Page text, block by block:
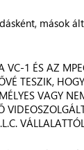
mások
VC-1 ÉS AZ
TESZIK,
VAGY